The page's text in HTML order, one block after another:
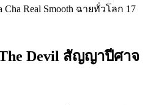
Real Smooth ฉายทั่วโลก 17
Devil สัญญาปีศาจ